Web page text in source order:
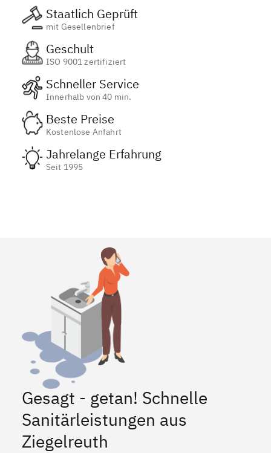
Staatlich Geprüft
mit Gesellenbrief
Geschult
ISO 9001 zertifiziert
Schneller Service
Innerhalb von 40 min.
Beste Preise
Kostenlose Anfahrt
Jahrelange Erfahrung
Seit 1995
Gesagt - getan! Schnelle
Sanitärleistungen aus
Ziegelreuth